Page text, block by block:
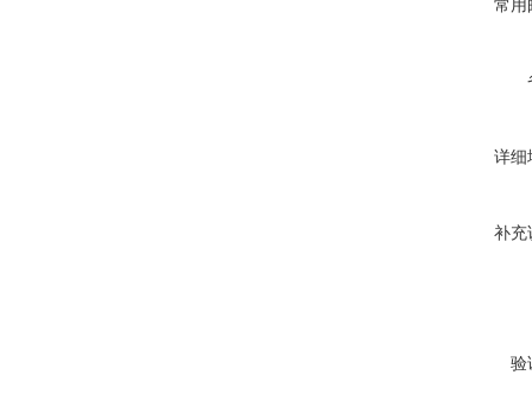
常用
详细
补充
验